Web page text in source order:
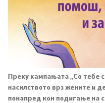
Договори за социјално
Регистар на права и
и инвалидското
Регулатива од областа
осигурување
Преку кампањата „Со тебе
насилството врз жените и
понапред кон подигање на